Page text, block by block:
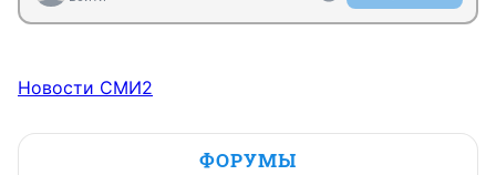
Новости СМИ2
ФОРУМЫ